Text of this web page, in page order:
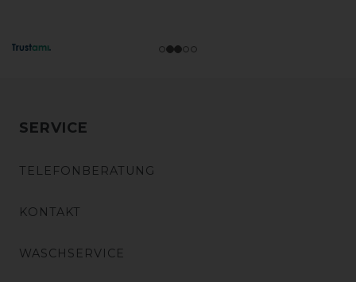
SERVICE
TELEFONBERATUNG
KONTAKT
WASCHSERVICE